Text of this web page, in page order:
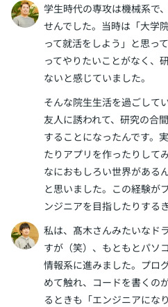
学生時代の専攻は機械系で
せんでした。当時は「大学
って就活をしよう」と思っ
ってやりたいことがなく、
ないと感じていました。
そんな院生生活を過ごして
友人に誘われて、研究の合
することになったんです。
たりアプリを作ったりして
なにおもしろい世界がある
と思いました。この経験が
ンジニアを目指したりする
私は、髙木さんみたいなド
すが（笑）、もともとパソ
情報系に進みました。プロ
めて触れ、コードを書くの
るときも「エンジニアにな